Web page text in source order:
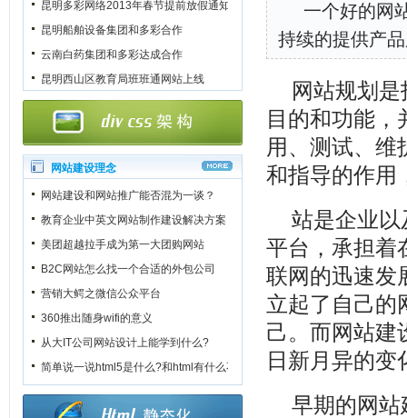
昆明多彩网络2013年春节提前放假通知
昆明船舶设备集团和多彩合作
云南白药集团和多彩达成合作
昆明西山区教育局班班通网站上线
网站建设理念
网站建设和网站推广能否混为一谈？
教育企业中英文网站制作建设解决方案
美团超越拉手成为第一大团购网站
B2C网站怎么找一个合适的外包公司
营销大鳄之微信公众平台
360推出随身wifi的意义
从大IT公司网站设计上能学到什么?
简单说一说html5是什么?和html有什么不一样?
一个好的网
持续的提供产
网站规划是
目的和功能，
用、测试、维
和指导的作用
站是企业
平台，承担着
联网的迅速发
立起了自己的
己。而网站建
日新月异的变
早期的 网